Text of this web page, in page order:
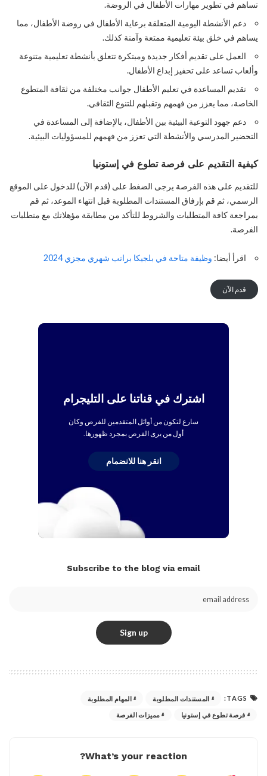
تساهم في تطوير مهارات الأطفال في الروضة.
دعم الأنشطة اليومية المتعلقة برعاية الأطفال في روضة الأطفال، مما
يساهم في خلق بيئة تعليمية ممتعة وآمنة كذلك.
العمل على تقديم أفكار جديدة ومبتكرة تتعلق بأنشطة تعليمية متنوعة
وألعاب تساعد على تحفيز إبداع الأطفال.
تقديم المساعدة في تعليم الأطفال جوانب مختلفة من ثقافة المتطوع
الخاصة، مما يعزز من فهمهم وتقبلهم للتنوع الثقافي.
دعم جهود التوعية البيئية بين الأطفال، بالإضافة إلى المساعدة في
التحضير المدرسي والأنشطة التي تعزز من فهمهم للمسؤوليات البيئية.
كيفية التقديم على فرصة تطوع في إستونيا
للتقديم على هذه الفرصة يرجى الضغط على (قدم الآن) للدخول على الموقع
الرسمي، ثم قم بإرفاق المستندات المطلوبة قبل انتهاء الموعد، ثم قم
بمراجعة كافة المتطلبات والشروط للتأكد من مطابقة مؤهلاتك مع متطلبات
الفرصة.
اقرأ أيضا: وظيفة متاحة في بلجيكا براتب شهري مجزي 2024
قدم الآن
اشترك في قناتنا على التليجرام
سارع لتكون من أوائل المتقدمين للفرص وكان
أول من يرى الفرص بمجرد ظهورها.
انقر هنا للانضمام
Subscribe to the blog via email
TAGS: المستندات المطلوبة المهام المطلوبة
فرصة تطوع في إستونيا مميزات الفرصة
What’s your reaction?